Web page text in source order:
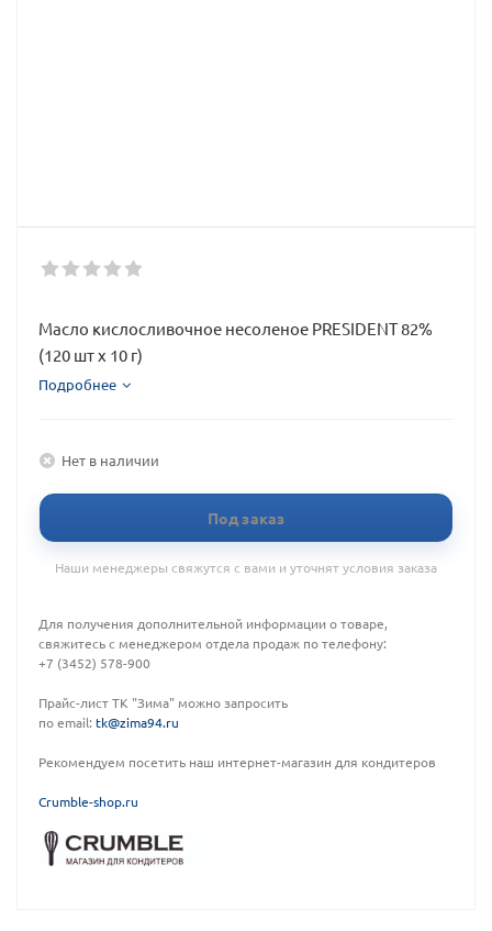
Масло кислосливочное несоленое PRESIDENT 82%
(120 шт х 10 г)
Подробнее
Нет в наличии
Под заказ
Наши менеджеры свяжутся с вами и уточнят условия заказа
Для получения дополнительной информации о товаре,
свяжитесь с менеджером отдела продаж по телефону:
+7 (3452) 578-900
Прайс-лист ТК "Зима" можно запросить
по email: tk@zima94.ru
Рекомендуем посетить наш интернет-магазин для кондитеров
Crumble-shop.ru